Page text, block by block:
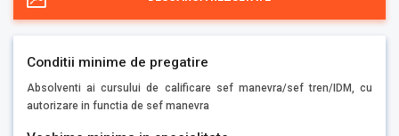
Conditii minime de pregatire
Absolventi ai cursului de calificare sef manevra/sef tren/IDM, cu
autorizare in functia de sef manevra